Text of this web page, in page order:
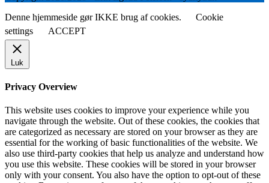
Denne hjemmeside gør IKKE brug af cookies.
Cookie
settings
ACCEPT
Luk
Privacy Overview
This website uses cookies to improve your experience while you
navigate through the website. Out of these cookies, the cookies that
are categorized as necessary are stored on your browser as they are
essential for the working of basic functionalities of the website. We
also use third-party cookies that help us analyze and understand how
you use this website. These cookies will be stored in your browser
only with your consent. You also have the option to opt-out of these